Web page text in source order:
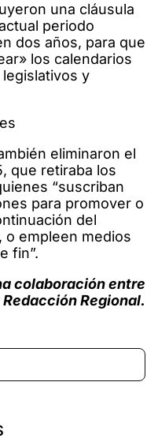
una cláusula
periodo
dos años, para que
los calendarios
y
eliminaron el
que retiraba los
“suscriban
para promover o
del
o empleen medios
fin”.
colaboración entre
Redacción Regional.